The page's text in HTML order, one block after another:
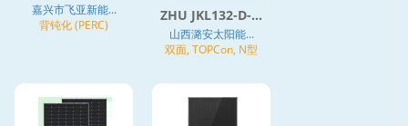
嘉兴市飞亚新能...
背钝化 (PERC)
ZHU JKL132-D-...
山西潞安太阳能...
双面, TOPCon, N型